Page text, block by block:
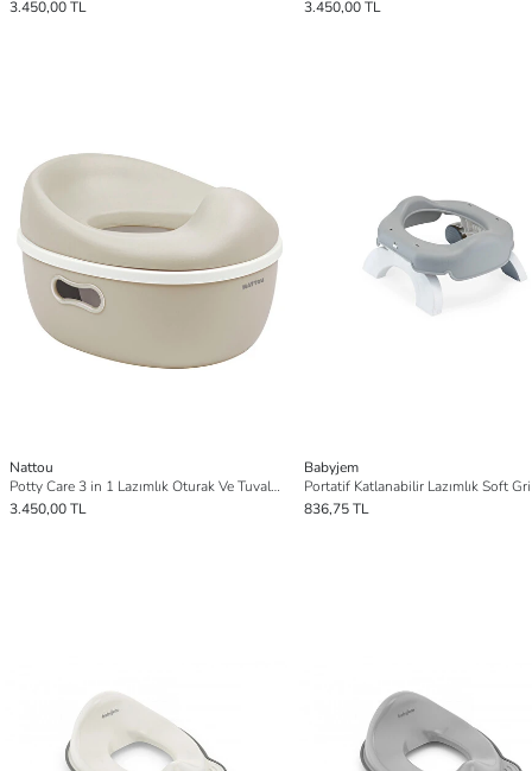
3.450,00 TL 3.450,00 TL
Nattou
Potty Care 3 in 1 Lazımlık Oturak Ve Tuvalet Adaptörü - Bej
3.450,00 TL
Babyjem
836,75 TL